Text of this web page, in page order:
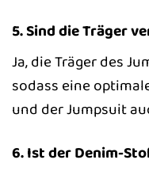
5. Sind die Träger
Ja, die Träger des
sodass eine
und der Jumpsuit
6. Ist der Denim-